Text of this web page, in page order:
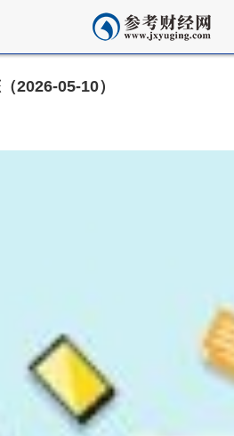
2026-05-10）